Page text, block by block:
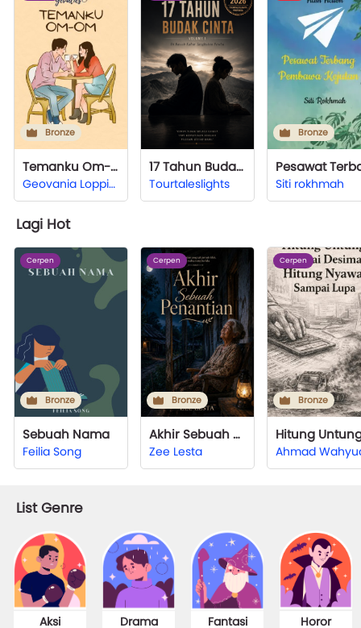
Bronze
Temanku Om-Om
Geovania Loppies
17 Tahun Budak Cinta
Tourtaleslights
Bronze
Siti rokhmah
Lagi Hot
Cerpen
Bronze
Sebuah Nama
Feilia Song
Cerpen
Bronze
Akhir Sebuah Penantian
Zee Lesta
Cerpen
Bronze
Ahmad
List Genre
Aksi Drama Fantasi Horor